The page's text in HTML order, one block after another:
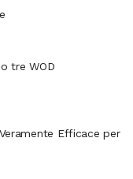
tre WOD
Efficace per